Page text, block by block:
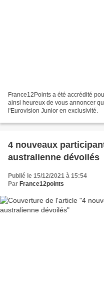
France12Points a été accrédité
ainsi heureux de vous annoncer
l'Eurovision Junior en exclusivité.
4 nouveaux
australienne dévoilés
Publié le 15/12/2021 à 15:54
Par France12points